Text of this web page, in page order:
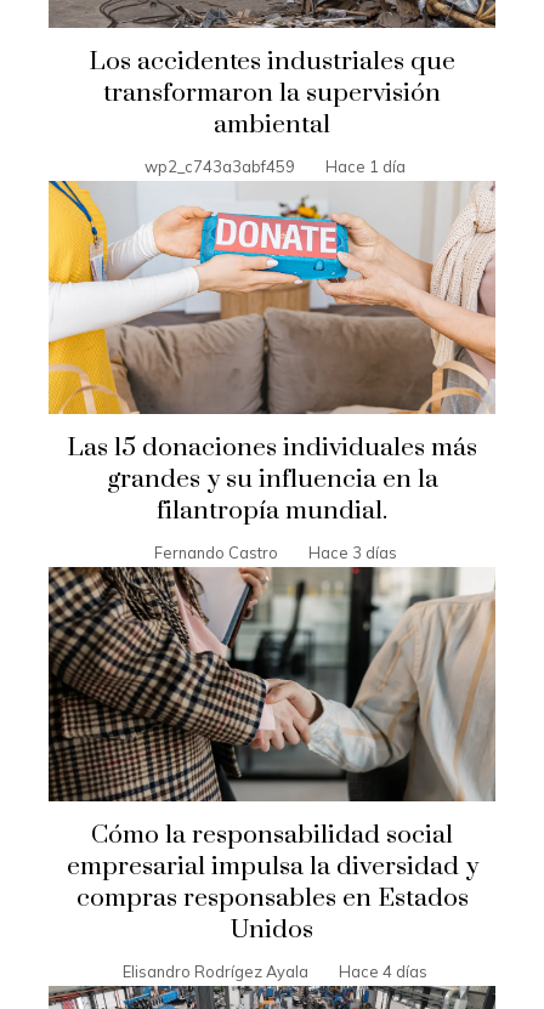
Los accidentes industriales que
transformaron la supervisión
ambiental
wp2_c743a3abf459 Hace 1 día
Las 15 donaciones individuales más
grandes y su influencia en la
filantropía mundial.
Fernando Castro Hace 3 días
Cómo la responsabilidad social
empresarial impulsa la diversidad y
compras responsables en Estados
Unidos
Elisandro Rodrígez Ayala Hace 4 días